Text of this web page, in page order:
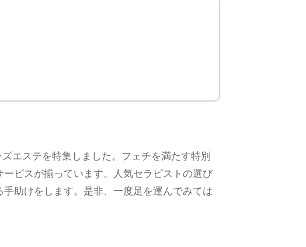
エステを特集しました。フェチを満たす特別
ビスが揃っています。人気セラピストの選び
助けをします。是非、一度足を運んでみては